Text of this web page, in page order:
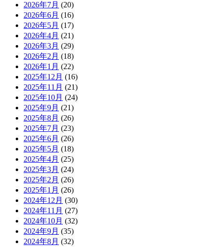
2026年7月 (20)
2026年6月 (16)
2026年5月 (17)
2026年4月 (21)
2026年3月 (29)
2026年2月 (18)
2026年1月 (22)
2025年12月 (16)
2025年11月 (21)
2025年10月 (24)
2025年9月 (21)
2025年8月 (26)
2025年7月 (23)
2025年6月 (26)
2025年5月 (18)
2025年4月 (25)
2025年3月 (24)
2025年2月 (26)
2025年1月 (26)
2024年12月 (30)
2024年11月 (27)
2024年10月 (32)
2024年9月 (35)
2024年8月 (32)